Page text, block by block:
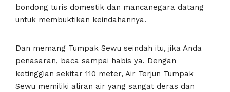
bondong turis domestik dan mancanegara datang
untuk membuktikan keindahannya.
Dan memang Tumpak Sewu seindah itu, jika Anda
penasaran, baca sampai habis ya. Dengan
ketinggian sekitar 110 meter, Air Terjun Tumpak
Sewu memiliki aliran air yang sangat deras dan